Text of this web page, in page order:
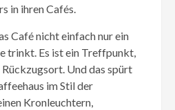
in ihren Cafés.
Café nicht einfach nur ein
trinkt. Es ist ein Treffpunkt,
Und das spürt
im Stil der
Kronleuchtern,